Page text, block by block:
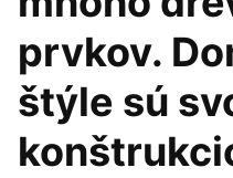
prvkov.
štýle sú